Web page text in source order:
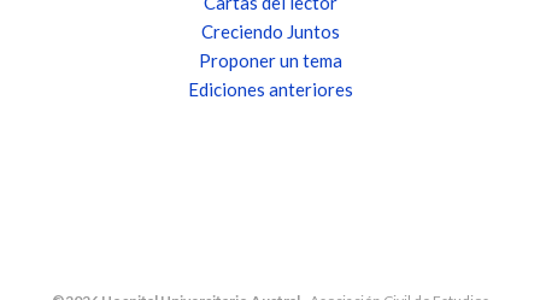
Creciendo Juntos
Proponer un tema
Ediciones anteriores